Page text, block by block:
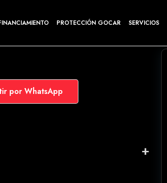
PROTECCIÓN GOCAR SERVICIOS
por WhatsApp